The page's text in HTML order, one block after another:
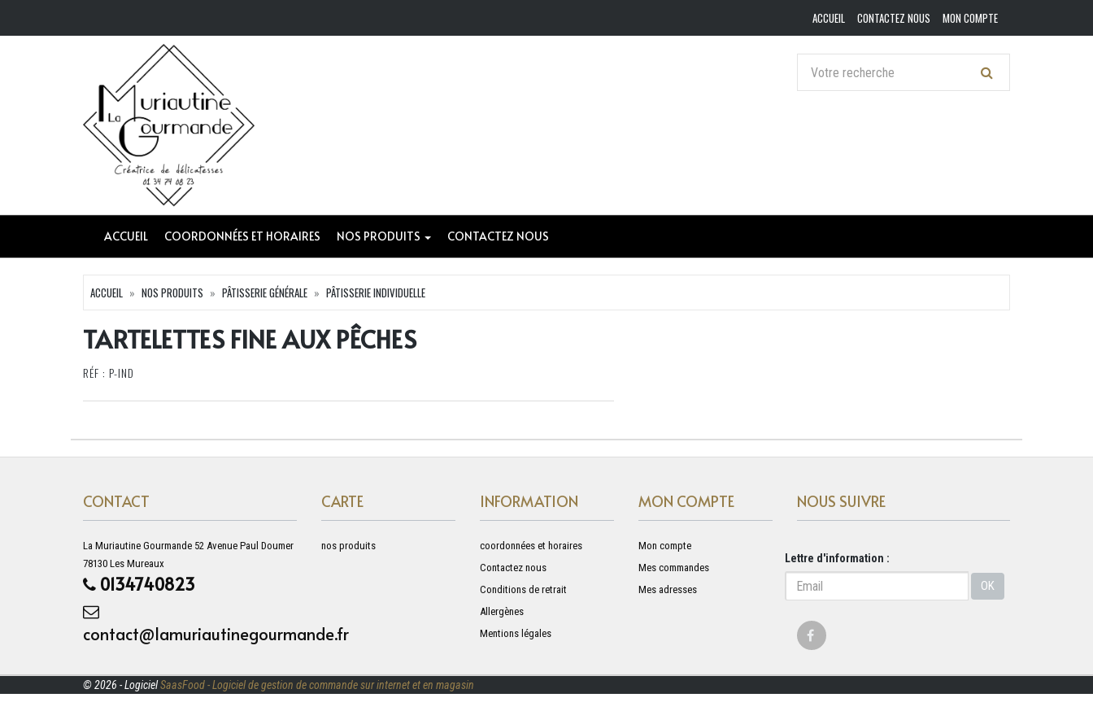
ACCUEIL CONTACTEZ NOUS MON COMPTE
ACCUEIL COORDONNÉES ET HORAIRES NOS PRODUITS CONTACTEZ NOUS
ACCUEIL NOS PRODUITS PÂTISSERIE GÉNÉRALE PÂTISSERIE INDIVIDUELLE
TARTELETTES FINE AUX PÊCHES
RÉF : P-IND
CONTACT
La Muriautine Gourmande 52 Avenue Paul Doumer
78130 Les Mureaux
0134740823
contact@lamuriautinegourmande.fr
CARTE
nos produits
INFORMATION
coordonnées et horaires
Contactez nous
Conditions de retrait
Allergènes
Mentions légales
MON COMPTE
Mon compte
Mes commandes
Mes adresses
NOUS SUIVRE
Lettre d'information :
OK
© 2026 - LogicielSaasFood - Logiciel de gestion de commande sur internet et en magasin